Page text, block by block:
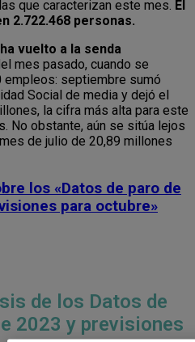
que caracterizan este mes. El
2.722.468 personas.
vuelto a la senda
mes pasado, cuando se
septiembre sumó
Social de media y dejó el
la cifra más alta para este
No obstante, aún se sitúa lejos
de julio de 20,89 millones
los «Datos de paro de
para octubre»
de los Datos de
2023 y previsiones